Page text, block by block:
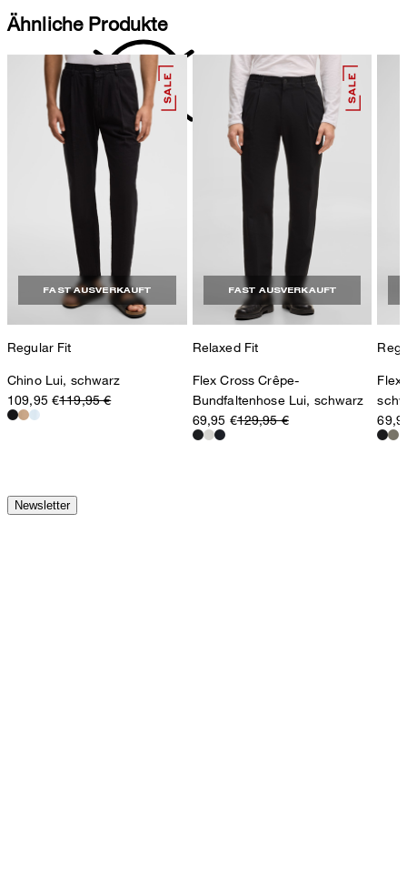
nicht reinigen
Ähnliche Produkte
FAST AUSVERKAUFT
Regular Fit
Chino Lui, schwarz
109,95 €119,95 €
FAST AUSVERKAUFT
Relaxed Fit
Flex Cross Crêpe-
Bundfaltenhose Lui, schwarz
69,95 €129,95 €
Flex
Newsletter